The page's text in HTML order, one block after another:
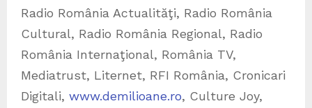
Radio România Actualităţi, Radio România
Cultural, Radio România Regional, Radio
România Internaţional, România TV,
Mediatrust, Liternet, RFI România, Cronicari
Digitali, www.demilioane.ro, Culture Joy,